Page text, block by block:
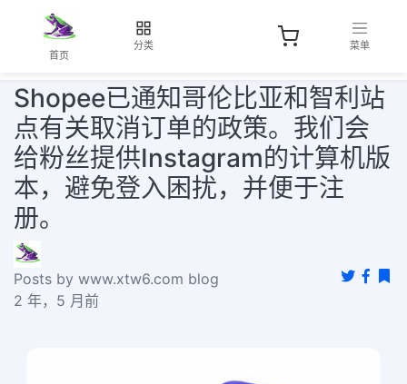
首页
分类 菜单
Shopee已通知哥伦比亚和智利站
点有关取消订单的政策。我们会
给粉丝提供Instagram的计算机版
本，避免登入困扰，并便于注
册。
Posts by www.xtw6.com blog
2 年，5 月前